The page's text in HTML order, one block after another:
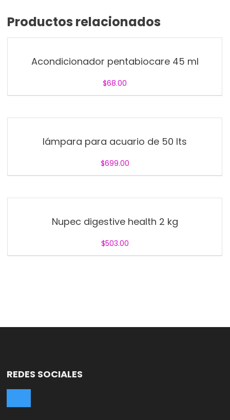
Productos relacionados
Acondicionador pentabiocare 45 ml
$68.00
lámpara para acuario de 50 lts
$699.00
Nupec digestive health 2 kg
$503.00
REDES SOCIALES